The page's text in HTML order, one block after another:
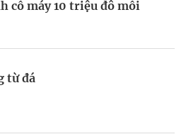
cỗ máy 10 triệu đô mỗi
từ đá
dụng, AI sẽ giúp điều hành
vùng: Đòn bẩy chiến lược